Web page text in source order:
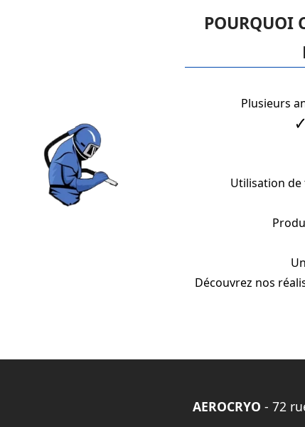
POURQUOI
Plusieurs
Utilisation de
Découvrez nos
AEROCRYO - 72